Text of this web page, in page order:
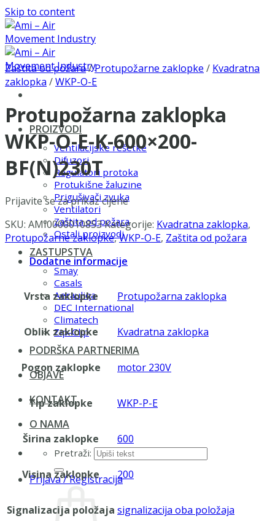
Skip to content
PROIZVODI
Ventilacijske rešetke
Difuzori
Regulatori protoka
Protukišne žaluzine
Prigušivači zvuka
Ventilatori
Zaštita od požara
Ostali proizvodi
ZASTUPSTVA
Smay
Casals
Aerauliqa
DEC International
Climatech
Zip-Clip
PODRŠKA PARTNERIMA
OBJAVE
KONTAKT
O NAMA
Pretraži:
Prijava / Registracija
Zaštita od požara/Protupožarne zaklopke / Kvadratna
zaklopka /WKP-O-E
Protupožarna zaklopka
WKP-O-E-K-600×200-
BF(N)230T
Prijavite se za prikaz cijene
SKU: AMI0000010853Kategorije: Kvadratna zaklopka,
Protupožarne zaklopke,WKP-O-E, Zaštita od požara
Dodatne informacije
Vrsta zaklopke Protupožarna zaklopka
Oblik zaklopke Kvadratna zaklopka
Pogon zaklopke motor 230V
Tip zaklopke WKP-P-E
Širina zaklopke 600
Visina zaklopke 200
Signalizacija položaja signalizacija oba položaja